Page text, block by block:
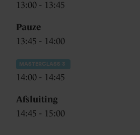
13:00 - 13:45
Pauze
13:45 - 14:00
MASTERCLASS 3
14:00 - 14:45
Afsluiting
14:45 - 15:00